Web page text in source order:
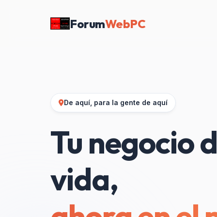
ForumWebPC
De aquí, para la gente de aquí
Tu negocio
vida,